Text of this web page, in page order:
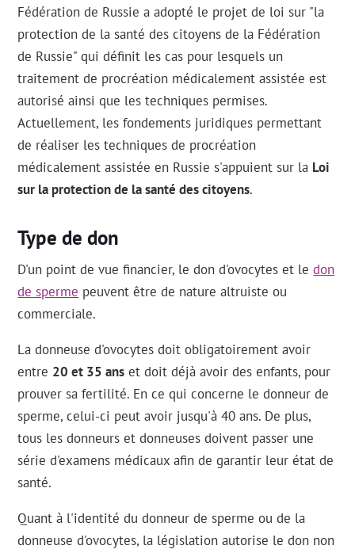
Fédération de Russie a adopté le projet de loi sur "la
protection de la santé des citoyens de la Fédération
de Russie" qui définit les cas pour lesquels un
traitement de procréation médicalement assistée est
autorisé ainsi que les techniques permises.
Actuellement, les fondements juridiques permettant
de réaliser les techniques de procréation
médicalement assistée en Russie s'appuient sur la Loi
sur la protection de la santé des citoyens.
Type de don
D'un point de vue financier, le don d'ovocytes et ledon
de sperme peuvent être de nature altruiste ou
commerciale.
La donneuse d'ovocytes doit obligatoirement avoir
entre 20 et 35 ans et doit déjà avoir des enfants, pour
prouver sa fertilité. En ce qui concerne le donneur de
sperme, celui-ci peut avoir jusqu'à 40 ans. De plus,
tous les donneurs et donneuses doivent passer une
série d'examens médicaux afin de garantir leur état de
santé.
Quant à l'identité du donneur de sperme ou de la
donneuse d'ovocytes, la législation autorise le don non